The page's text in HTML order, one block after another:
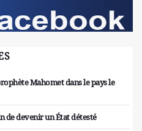
Mahomet dans le pays le
de devenir un État détesté